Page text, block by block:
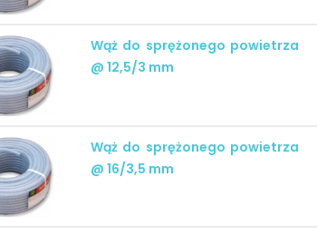
Wąż do sprężonego powietrza
@ 12,5/3 mm
Wąż do sprężonego powietrza
@ 16/3,5 mm